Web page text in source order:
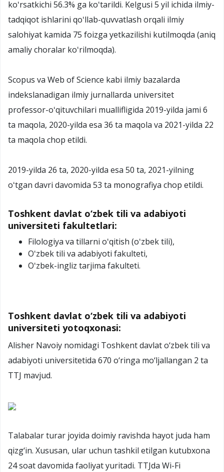
koʻrsatkichi 56.3% ga koʻtarildi. Kelgusi 5 yil ichida ilmiy-
tadqiqot ishlarini qoʻllab-quvvatlash orqali ilmiy
salohiyat kamida 75 foizga yetkazilishi kutilmoqda (aniq
amaliy choralar koʻrilmoqda).
Scopus va Web of Science kabi ilmiy bazalarda
indekslanadigan ilmiy jurnallarda universitet
professor-oʻqituvchilari muallifligida 2019-yilda jami 6
ta maqola, 2020-yilda esa 36 ta maqola va 2021-yilda 22
ta maqola chop etildi.
2019-yilda 26 ta, 2020-yilda esa 50 ta, 2021-yilning
oʻtgan davri davomida 53 ta monografiya chop etildi.
Toshkent davlat o‘zbek tili va adabiyoti
universiteti fakultetlari:
Filologiya va tillarni oʻqitish (oʻzbek tili),
Oʻzbek tili va adabiyoti fakulteti,
Oʻzbek-ingliz tarjima fakulteti.
Toshkent davlat o‘zbek tili va adabiyoti
universiteti yotoqxonasi:
Alisher Navoiy nomidagi Toshkent davlat o‘zbek tili va
adabiyoti universitetida 670 o‘ringa mo‘ljallangan 2 ta
TTJ mavjud.
Talabalar turar joyida doimiy ravishda hayot juda ham
qizg‘in. Xususan, ular uchun tashkil etilgan kutubxona
24 soat davomida faoliyat yuritadi. TTJda Wi-Fi